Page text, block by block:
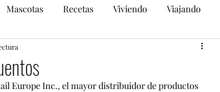
Mascotas Recetas Viviendo Viajando
Europe Inc., el mayor distribuidor de productos